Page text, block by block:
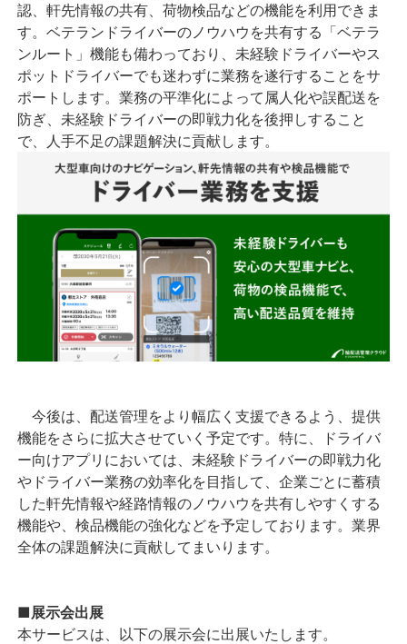
認、軒先情報の共有、荷物検品などの機能を利用できま
す。ベテランドライバーのノウハウを共有する「ベテラ
ンルート」機能も備わっており、未経験ドライバーやス
ポットドライバーでも迷わずに業務を遂行することをサ
ポートします。業務の平準化によって属人化や誤配送を
防ぎ、未経験ドライバーの即戦力化を後押しすること
で、人手不足の課題解決に貢献します。
今後は、配送管理をより幅広く支援できるよう、提供
機能をさらに拡大させていく予定です。特に、ドライバ
ー向けアプリにおいては、未経験ドライバーの即戦力化
やドライバー業務の効率化を目指して、企業ごとに蓄積
した軒先情報や経路情報のノウハウを共有しやすくする
機能や、検品機能の強化などを予定しております。業界
全体の課題解決に貢献してまいります。
■展示会出展
本サービスは、以下の展示会に出展いたします。